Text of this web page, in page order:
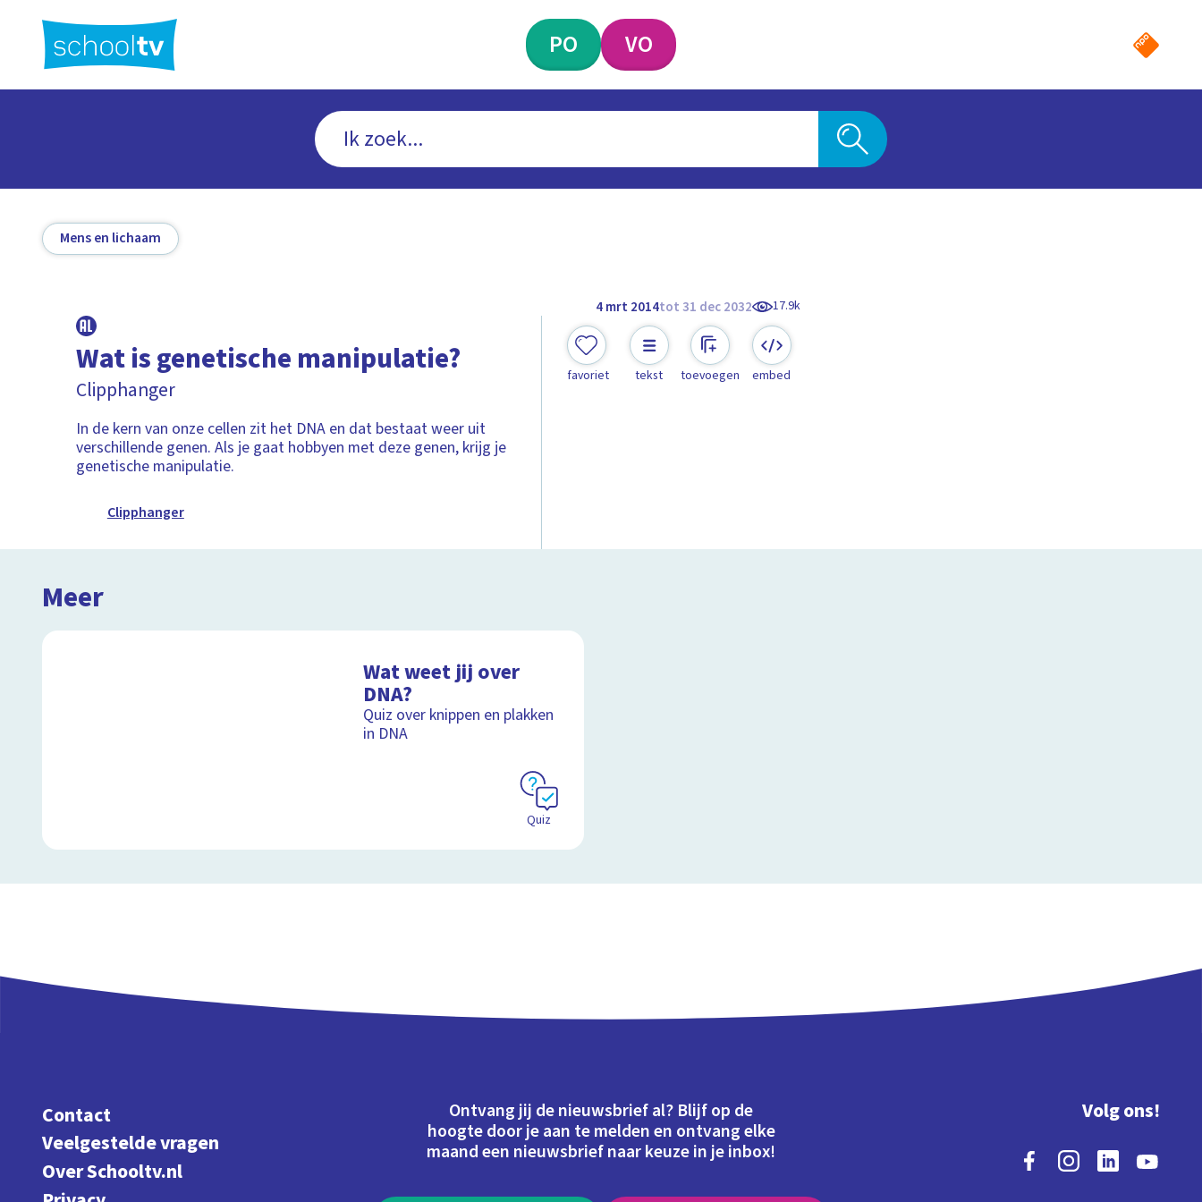
hoofdinhoud
PO VO
Mens en lichaam
4 mrt 2014tot 31 dec 2032 17.9k
Wat is genetische manipulatie?
Clipphanger
In de kern van onze cellen zit het DNA en dat bestaat weer uit
verschillende genen. Als je gaat hobbyen met deze genen, krijg je
genetische manipulatie.
Clipphanger
favoriet tekst toevoegen embed
Meer
Wat weet jij over
DNA?
Quiz over knippen en plakken
in DNA
Quiz
Contact
Veelgestelde vragen
Over Schooltv.nl
Ontvang jij de nieuwsbrief al? Blijf op de
hoogte door je aan te melden en ontvang elke
maand een nieuwsbrief naar keuze in je inbox!
Volg ons!